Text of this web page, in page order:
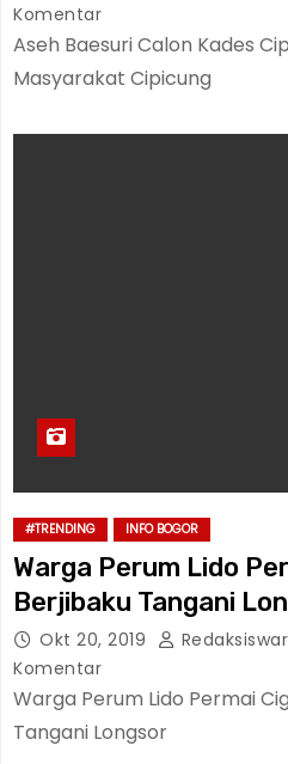
Komentar
Aseh Baesuri Calon Kades
Masyarakat Cipicung
#TRENDING INFO BOGOR
Warga Perum Lido
Berjibaku Tangani
Okt 20, 2019
Komentar
Warga Perum Lido Permai
Tangani Longsor